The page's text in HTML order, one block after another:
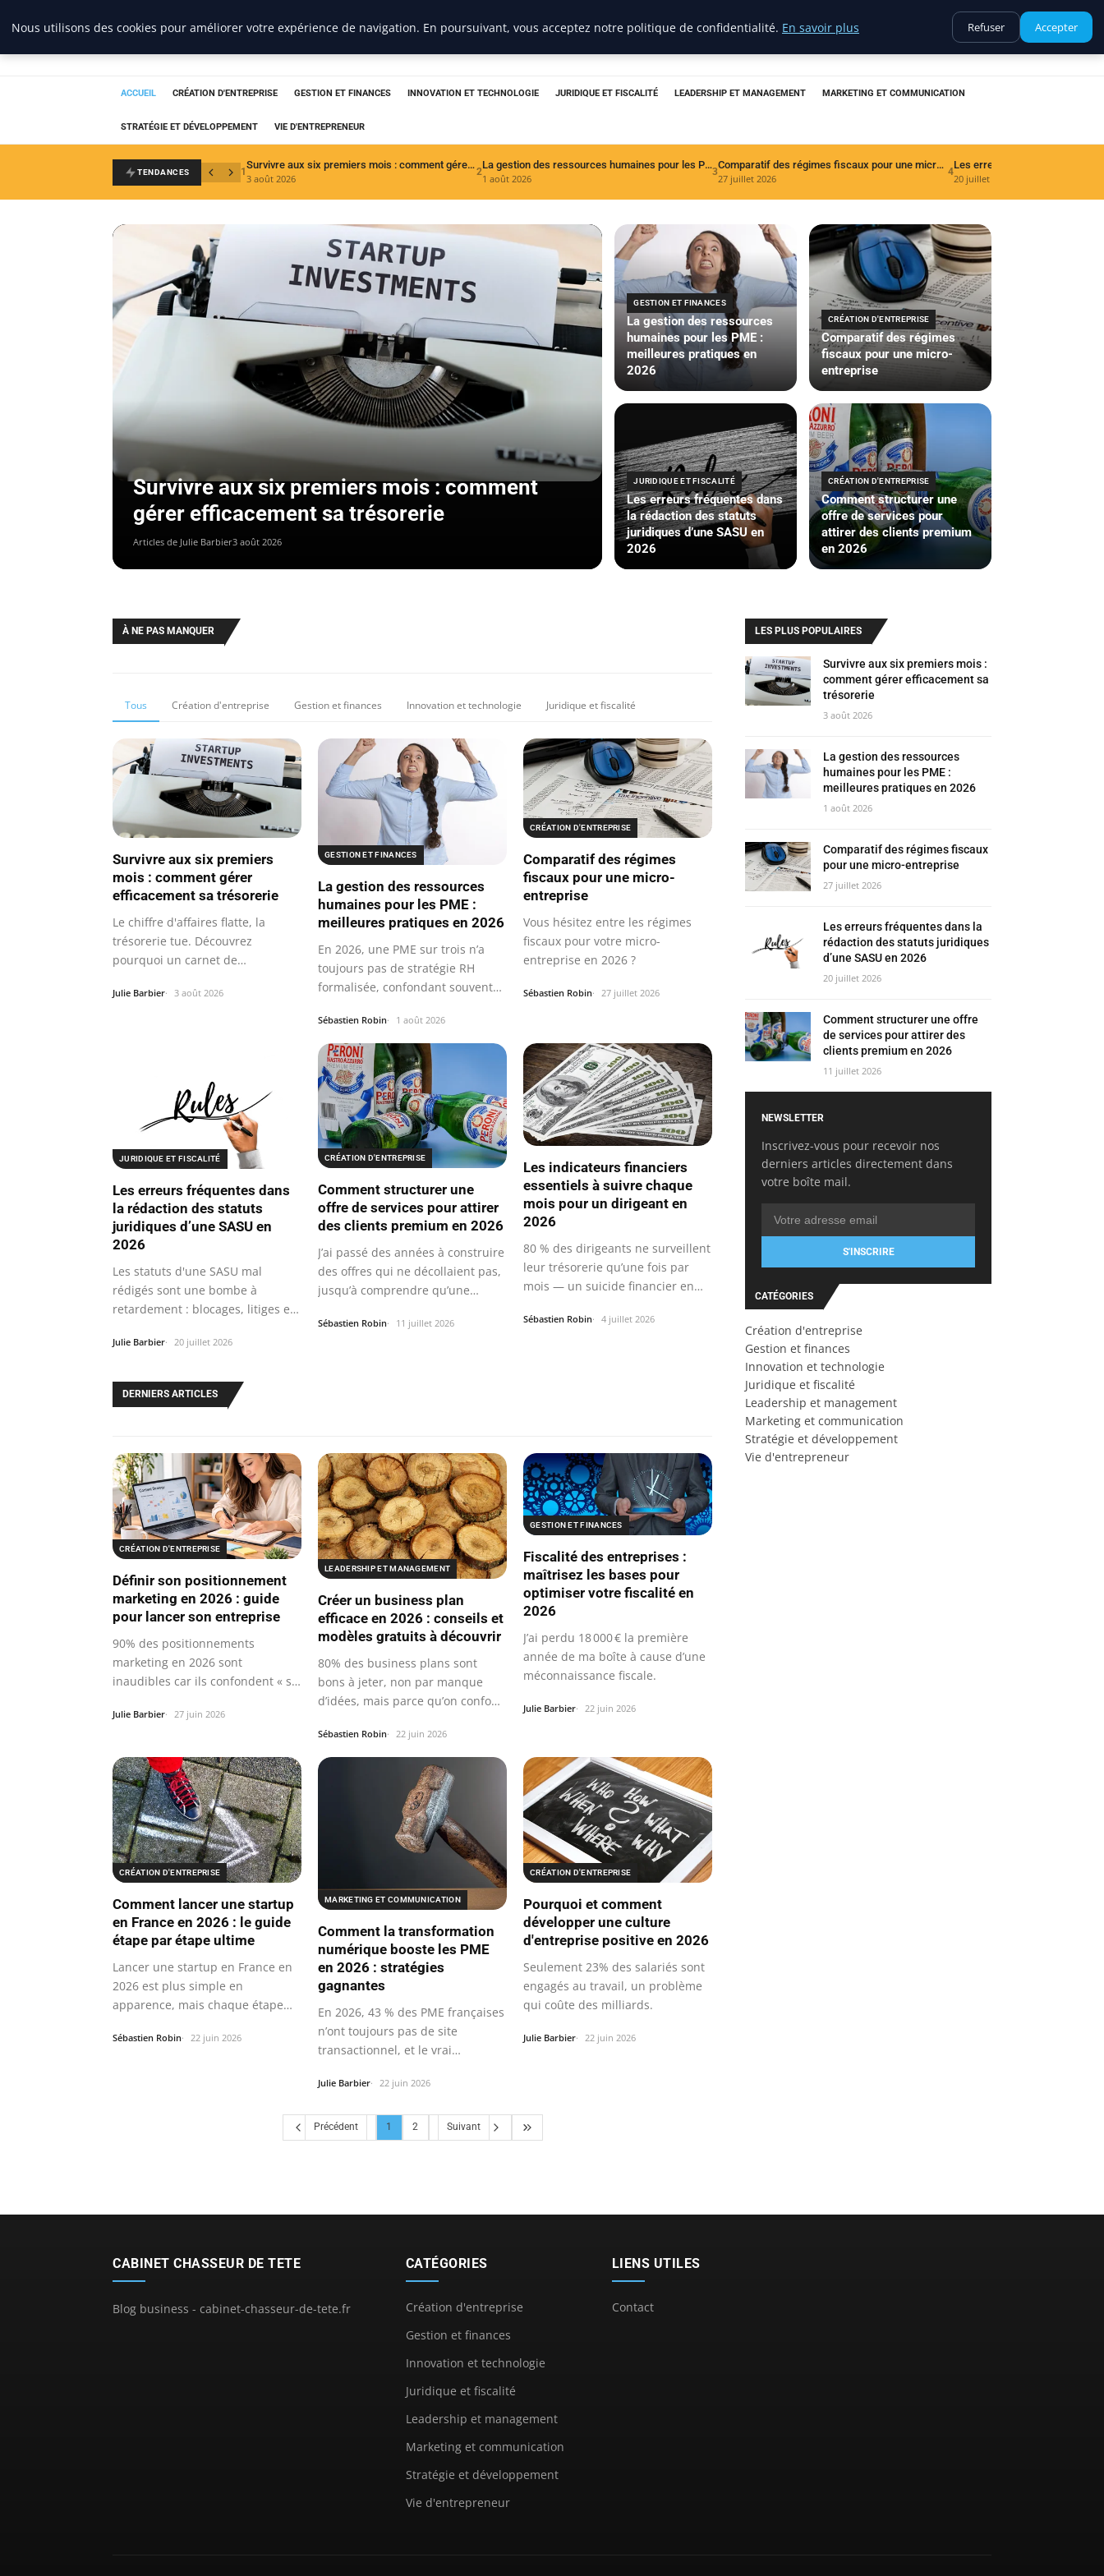
Cabinet Chasseur De Tete
ACCUEIL CRÉATION D'ENTREPRISE GESTION ET FINANCES INNOVATION ET TECHNOLOGIE JURIDIQUE ET FISCALITÉ LEADERSHIP ET MANAGEMENT MARKETING ET COMMUNICATION
STRATÉGIE ET DÉVELOPPEMENT VIE D'ENTREPRENEUR
TENDANCES 1
Survivre aux six premiers mois : comment gérer efficacement sa trésorerie
3 août 2026
2
La gestion des ressources humaines pour les PME : meilleures pratiques en 2026
1 août 2026
3
Comparatif des régimes fiscaux pour une micro-entreprise
27 juillet 2026
4
20 juillet 2026
Survivre aux six premiers mois : comment
gérer efficacement sa trésorerie
Articles de Julie Barbier3 août 2026
GESTION ET FINANCES
La gestion des ressources
humaines pour les PME :
meilleures pratiques en
2026
CRÉATION D'ENTREPRISE
Comparatif des régimes
fiscaux pour une micro-
entreprise
JURIDIQUE ET FISCALITÉ
Les erreurs fréquentes dans
la rédaction des statuts
juridiques d’une SASU en
2026
CRÉATION D'ENTREPRISE
Comment structurer une
offre de services pour
attirer des clients premium
en 2026
À NE PAS MANQUER
Tous Création d'entreprise Gestion et finances Innovation et technologie Juridique et fiscalité
Survivre aux six premiers
mois : comment gérer
efficacement sa trésorerie
Le chiffre d'affaires flatte, la
trésorerie tue. Découvrez
pourquoi un carnet de
Julie Barbier 3 août 2026
GESTION ET FINANCES
La gestion des ressources
humaines pour les PME :
meilleures pratiques en 2026
En 2026, une PME sur trois n’a
toujours pas de stratégie RH
formalisée, confondant souvent
Sébastien Robin 1 août 2026
CRÉATION D'ENTREPRISE
Comparatif des régimes
fiscaux pour une micro-
entreprise
Vous hésitez entre les régimes
fiscaux pour votre micro-
entreprise en 2026 ?
Sébastien Robin 27 juillet 2026
JURIDIQUE ET FISCALITÉ
Les erreurs fréquentes dans
la rédaction des statuts
juridiques d’une SASU en
2026
Les statuts d'une SASU mal
rédigés sont une bombe à
retardement : blocages, litiges et
Julie Barbier 20 juillet 2026
CRÉATION D'ENTREPRISE
Comment structurer une
offre de services pour attirer
des clients premium en 2026
J’ai passé des années à construire
des offres qui ne décollaient pas,
jusqu’à comprendre qu’une…
Sébastien Robin 11 juillet 2026
Les indicateurs financiers
essentiels à suivre chaque
mois pour un dirigeant en
2026
80 % des dirigeants ne surveillent
leur trésorerie qu’une fois par
mois — un suicide financier en…
Sébastien Robin 4 juillet 2026
DERNIERS ARTICLES
CRÉATION D'ENTREPRISE
Définir son positionnement
marketing en 2026 : guide
pour lancer son entreprise
90% des positionnements
marketing en 2026 sont
inaudibles car ils confondent « se
Julie Barbier 27 juin 2026
LEADERSHIP ET MANAGEMENT
Créer un business plan
efficace en 2026 : conseils et
modèles gratuits à découvrir
80% des business plans sont
bons à jeter, non par manque
d’idées, mais parce qu’on confond
Sébastien Robin 22 juin 2026
GESTION ET FINANCES
Fiscalité des entreprises :
maîtrisez les bases pour
optimiser votre fiscalité en
2026
J’ai perdu 18 000 € la première
année de ma boîte à cause d’une
méconnaissance fiscale.
Julie Barbier 22 juin 2026
CRÉATION D'ENTREPRISE
Comment lancer une startup
en France en 2026 : le guide
étape par étape ultime
Lancer une startup en France en
2026 est plus simple en
apparence, mais chaque étape
Sébastien Robin 22 juin 2026
MARKETING ET COMMUNICATION
Comment la transformation
numérique booste les PME
en 2026 : stratégies
gagnantes
En 2026, 43 % des PME françaises
n’ont toujours pas de site
transactionnel, et le vrai
Julie Barbier 22 juin 2026
CRÉATION D'ENTREPRISE
Pourquoi et comment
développer une culture
d'entreprise positive en 2026
Seulement 23% des salariés sont
engagés au travail, un problème
qui coûte des milliards.
Julie Barbier 22 juin 2026
Précédent 1 2 Suivant
LES PLUS POPULAIRES
Survivre aux six premiers mois :
comment gérer efficacement sa
trésorerie
3 août 2026
La gestion des ressources
humaines pour les PME :
meilleures pratiques en 2026
1 août 2026
Comparatif des régimes fiscaux
pour une micro-entreprise
27 juillet 2026
Les erreurs fréquentes dans la
rédaction des statuts juridiques
d’une SASU en 2026
20 juillet 2026
Comment structurer une offre
de services pour attirer des
clients premium en 2026
11 juillet 2026
NEWSLETTER
Inscrivez-vous pour recevoir nos
derniers articles directement dans
votre boîte mail.
S'INSCRIRE
CATÉGORIES
Création d'entreprise
Gestion et finances
Innovation et technologie
Juridique et fiscalité
Leadership et management
Marketing et communication
Stratégie et développement
Vie d'entrepreneur
CABINET CHASSEUR DE TETE
Blog business - cabinet-chasseur-de-tete.fr
CATÉGORIES
Création d'entreprise
Gestion et finances
Innovation et technologie
Juridique et fiscalité
Leadership et management
Marketing et communication
Stratégie et développement
Vie d'entrepreneur
LIENS UTILES
Contact
Nous utilisons des cookies pour améliorer votre expérience de navigation. En poursuivant, vous acceptez notre politique de confidentialité. En savoir plus Refuser Accepter